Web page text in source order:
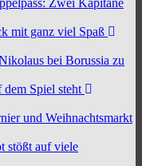
Zwei Kapitäne
mit ganz viel Spaß
bei Borussia zu
dem Spiel steht
und Weihnachtsmarkt
stößt auf viele